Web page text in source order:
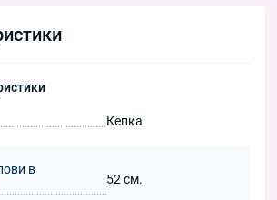
Кепка
в
52 см.